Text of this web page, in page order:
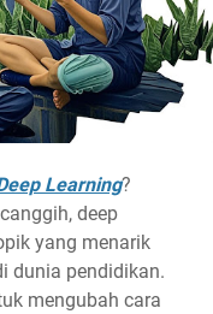
Learning?
deep
yang menarik
dunia pendidikan.
mengubah cara